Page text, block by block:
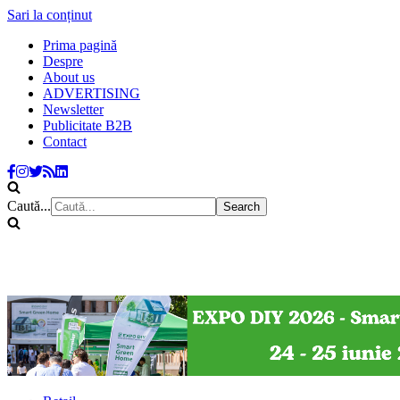
Sari la conținut
Prima pagină
Despre
About us
ADVERTISING
Newsletter
Publicitate B2B
Contact
Caută...